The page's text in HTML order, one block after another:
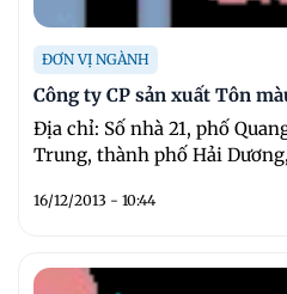
ĐƠN VỊ NGÀNH
Công ty CP sản xuất Tôn
Địa chỉ: Số nhà 21, phố
Trung, thành phố Hải Dương, Hải
16/12/2013 - 10:44